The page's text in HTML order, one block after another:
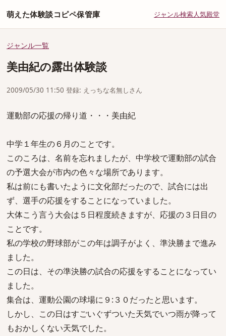
萌えた体験談コピペ保管庫 ジャンル検索人気殿堂
ジャンル一覧
美由紀の露出体験談
2009/05/30 11:50 登録: えっちな名無しさん
運動部の応援の帰り道・・・美由紀
中学１年生の６月のことです。
このころは、名前を忘れましたが、中学校で運動部の試合
の予選大会が市内の色々な場所であります。
私は前にも書いたように文化部だったので、試合には出
ず、選手の応援をすることになっていました。
大体こう言う大会は５日程度続きますが、応援の３日目の
ことです。
私の学校の野球部がこの年は調子がよく、準決勝まで進み
ました。
この日は、その準決勝の試合の応援をすることになってい
ました。
集合は、運動公園の球場に９:３０だったと思います。
しかし、この日はすごいぐずついた天気でいつ雨が降って
もおかしくない天気でした。